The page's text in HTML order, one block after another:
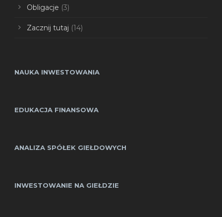
Obligacje (3)
Zacznij tutaj (14)
NAUKA INWESTOWANIA
EDUKACJA FINANSOWA
ANALIZA SPÓŁEK GIEŁDOWYCH
INWESTOWANIE NA GIEŁDZIE